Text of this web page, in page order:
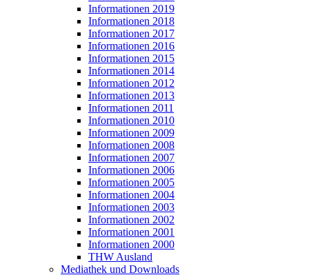
Informationen 2019
Informationen 2018
Informationen 2017
Informationen 2016
Informationen 2015
Informationen 2014
Informationen 2012
Informationen 2013
Informationen 2011
Informationen 2010
Informationen 2009
Informationen 2008
Informationen 2007
Informationen 2006
Informationen 2005
Informationen 2004
Informationen 2003
Informationen 2002
Informationen 2001
Informationen 2000
THW Ausland
Mediathek und Downloads